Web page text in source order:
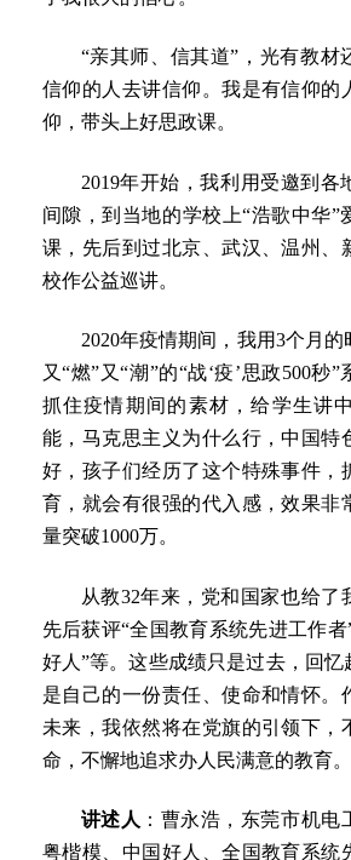
“亲其师、信其道”，光有教材
信仰的人去讲信仰。我是有信仰的
仰，带头上好思政课。
2019年开始，我利用受邀到各
间隙，到当地的学校上“浩歌中华”
课，先后到过北京、武汉、温州、
校作公益巡讲。
2020年疫情期间，我用3个月
又“燃”又“潮”的“战‘疫’思政500秒”
抓住疫情期间的素材，给学生讲
能，马克思主义为什么行，中国特
好，孩子们经历了这个特殊事件，
育，就会有很强的代入感，效果非
量突破1000万。
从教32年来，党和国家也给了
先后获评“全国教育系统先进工作者
好人”等。这些成绩只是过去，回忆
是自己的一份责任、使命和情怀。
未来，我依然将在党旗的引领下，
命，不懈地追求办人民满意的教育。
讲述人 ：曹永浩，东莞市机电
粤楷模、中国好人、全国教育系统